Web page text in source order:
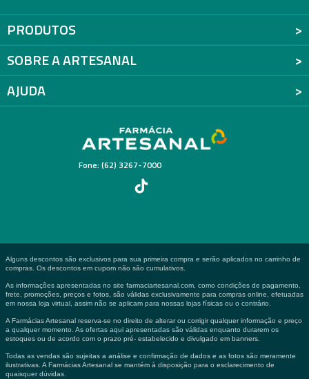
PRODUTOS
SOBRE A ARTESANAL
AJUDA
Fone: (62) 3267-7000
Alguns descontos são exclusivos para sua primeira compra e serão aplicados no carrinho de
compras. Os descontos em cupom não são cumulativos.
As informações apresentadas no site farmaciartesanal.com, como condições de pagamento,
frete, promoções, preços e fotos, são válidas exclusivamente para compras online, efetuadas
em nossa loja virtual, assim não se aplicam para nossas lojas físicas ou o contrário.
A Farmácias Artesanal reserva-se no direito de alterar ou corrigir qualquer informação e preço
a qualquer momento. As ofertas aqui apresentadas são válidas enquanto durarem os
estoques ou de acordo com o prazo pré- estabelecido e divulgado em banners.
Todas as vendas são sujeitas a análise e confirmação de dados e as fotos são meramente
ilustrativas. A Farmácias Artesanal se mantém à disposição para o esclarecimento de
quaisquer dúvidas.